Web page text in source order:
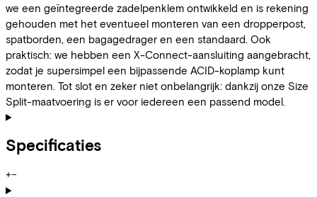
we een geïntegreerde zadelpenklem ontwikkeld en is rekening
gehouden met het eventueel monteren van een dropperpost,
spatborden, een bagagedrager en een standaard. Ook
praktisch: we hebben een X-Connect-aansluiting aangebracht,
zodat je supersimpel een bijpassende ACID-koplamp kunt
monteren. Tot slot en zeker niet onbelangrijk: dankzij onze Size
Split-maatvoering is er voor iedereen een passend model.
Specificaties
+−